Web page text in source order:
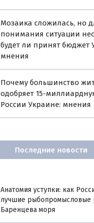
Мозаика сложилась, но
понимания ситуации
будет ли принят бюджет
мнения
Почему большинство
одобряет 15-
России Украине: мнения
Последние новости
Анатомия уступки: как
лучшие рыбопромысловые
Баренцева моря